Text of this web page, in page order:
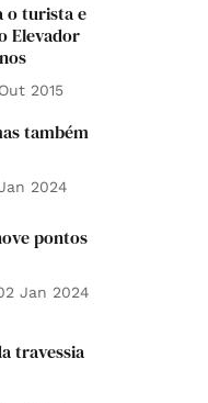
o turista e
Elevador
2015
também
2024
pontos
Jan 2024
travessia